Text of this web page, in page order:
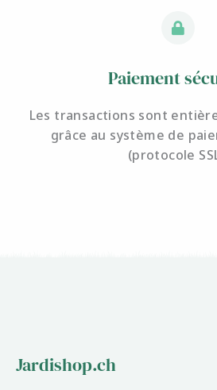
Paiement
Les transactions sont
grâce au système de
(protocole
Jardishop.ch